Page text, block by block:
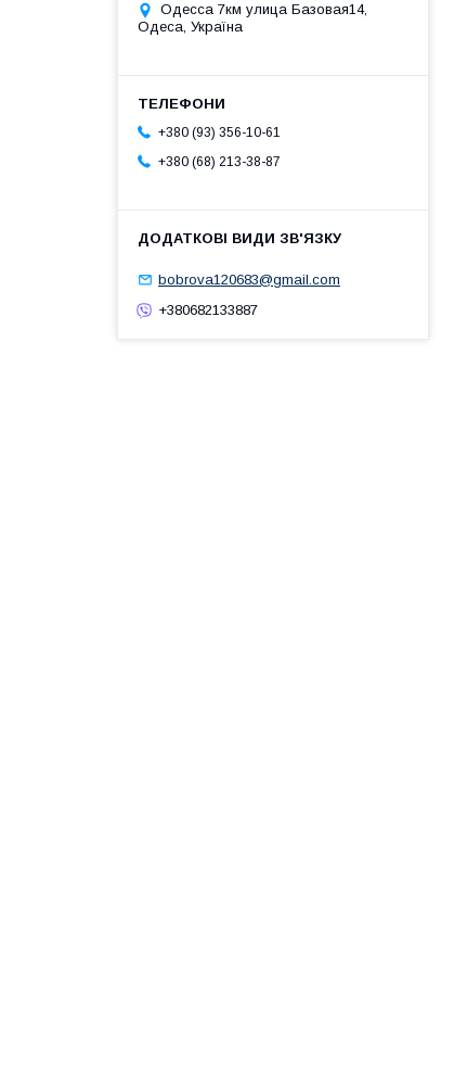
Одесса 7км улица Базовая14,
Одеса, Україна
+380 (93) 356-10-61
+380 (68) 213-38-87
bobrova120683@gmail.com
+380682133887